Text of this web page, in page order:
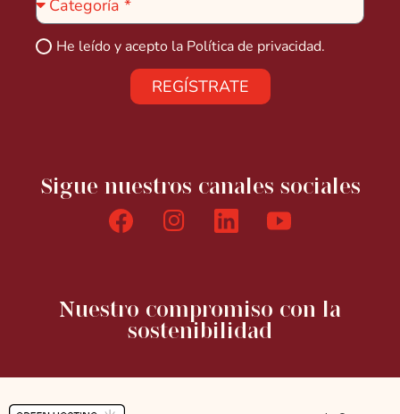
He leído y acepto la Política de privacidad.
REGÍSTRATE
Sigue nuestros canales sociales
Nuestro compromiso con la
sostenibilidad